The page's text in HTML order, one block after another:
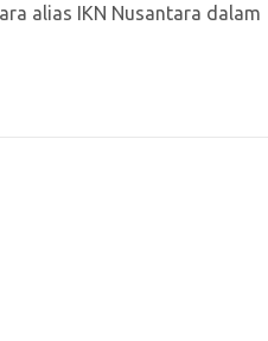
alias IKN Nusantara dalam